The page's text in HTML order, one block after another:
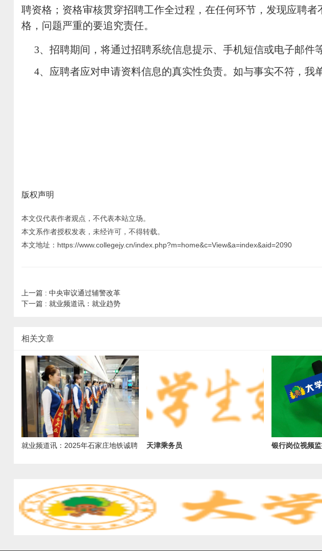
聘资格；资格审核贯穿招聘工作全过程，在任何环节，发现应聘
格，问题严重的要追究责任。
3、招聘期间，将通过招聘系统信息提示、手机短信或电子邮件
4、应聘者应对申请资料信息的真实性负责。如与事实不符，我
版权声明
本文仅代表作者观点，不代表本站立场。
本文系作者授权发表，未经许可，不得转载。
本文地址：https://www.collegejy.cn/index.php?m=home&c=View&a=index&aid=2090
上一篇 : 中央审议通过辅警改革
下一篇 : 就业频道讯：就业趋势
相关文章
就业频道讯：2025年石家庄地铁诚聘 天津乘务员 银行岗位视频